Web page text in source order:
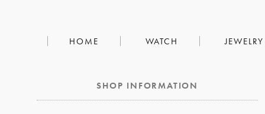
HOME WATCH JEWELRY
SHOP INFORMATION